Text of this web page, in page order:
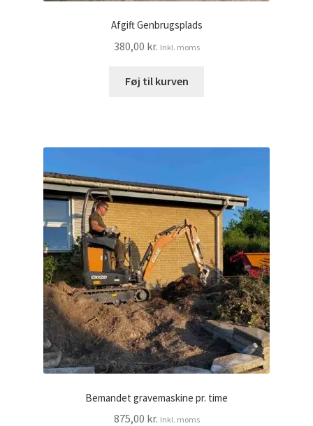
Afgift Genbrugsplads
380,00 kr. Inkl. moms
Føj til kurven
Bemandet gravemaskine pr. time
875,00 kr. Inkl. moms